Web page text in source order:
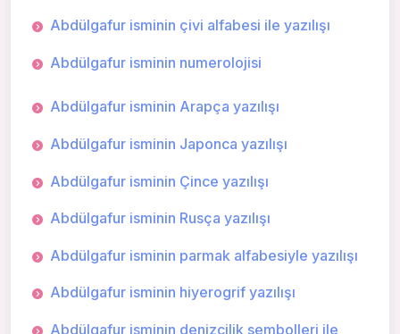
Abdülgafur isminin çivi alfabesi ile yazılışı
Abdülgafur isminin numerolojisi
Abdülgafur isminin Arapça yazılışı
Abdülgafur isminin Japonca yazılışı
Abdülgafur isminin Çince yazılışı
Abdülgafur isminin Rusça yazılışı
Abdülgafur isminin parmak alfabesiyle yazılışı
Abdülgafur isminin hiyerogrif yazılışı
Abdülgafur isminin denizcilik sembolleri ile